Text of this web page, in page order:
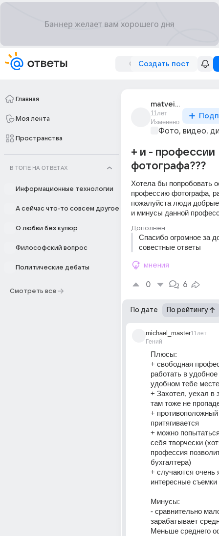
Создать пост
Главная
Моя лента
Пространства
В ТОПЕ НА ОТВЕТАХ
Информационные технологии
А сейчас что-то совсем другое
О любви без купюр
Философский вопрос
Политические дебаты
Смотреть все
matveia_marusia
11лет
Изменено
Фото, видео,
+ и - профессии
фотографа???
Хотела бы попробовать
профессию фотографа,
пожалуйста люди
и минусы данной
Дополнен
Спасибо огромное за
совестные ответы
мнения
0 6
По дате По рейтингу
michael_master
Гений
11лет
Плюсы:
+ свободная
работать в
удобном тебе месте
+ Захотел, уехал в
там тоже не
+
притягивается
+ можно
себя творчески
профессия
бухгалтера)
+ случаются очень
интересные съемки
Минусы:
- сравнительно
зарабатывает
Меньше среднего